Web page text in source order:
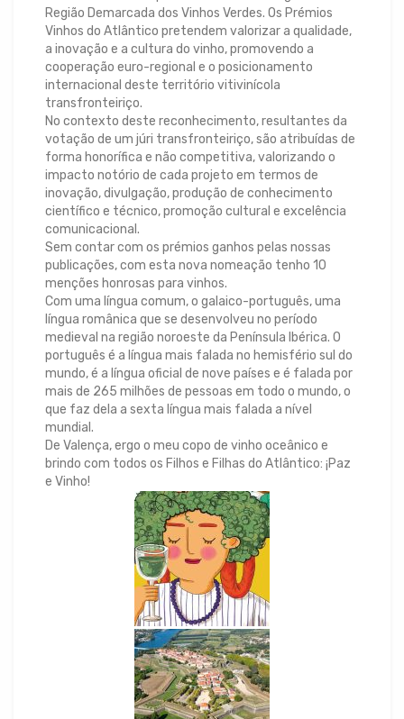
Região Demarcada dos Vinhos Verdes. Os Prémios
Vinhos do Atlântico pretendem valorizar a qualidade,
a inovação e a cultura do vinho, promovendo a
cooperação euro-regional e o posicionamento
internacional deste território vitivinícola
transfronteiriço.
No contexto deste reconhecimento, resultantes da
votação de um júri transfronteiriço, são atribuídas de
forma honorífica e não competitiva, valorizando o
impacto notório de cada projeto em termos de
inovação, divulgação, produção de conhecimento
científico e técnico, promoção cultural e excelência
comunicacional.
Sem contar com os prémios ganhos pelas nossas
publicações, com esta nova nomeação tenho 10
menções honrosas para vinhos.
Com uma língua comum, o galaico-português, uma
língua românica que se desenvolveu no período
medieval na região noroeste da Península Ibérica. O
português é a língua mais falada no hemisfério sul do
mundo, é a língua oficial de nove países e é falada por
mais de 265 milhões de pessoas em todo o mundo, o
que faz dela a sexta língua mais falada a nível
mundial.
De Valença, ergo o meu copo de vinho oceânico e
brindo com todos os Filhos e Filhas do Atlântico: ¡Paz
e Vinho!